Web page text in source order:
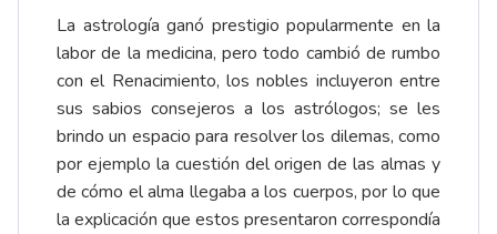
La astrología ganó prestigio popularmente en la
labor de la medicina, pero todo cambió de rumbo
con el Renacimiento, los nobles incluyeron entre
sus sabios consejeros a los astrólogos; se les
brindo un espacio para resolver los dilemas, como
por ejemplo la cuestión del origen de las almas y
de cómo el alma llegaba a los cuerpos, por lo que
la explicación que estos presentaron correspondía